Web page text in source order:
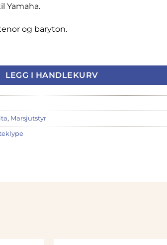
Yamaha.
og baryton.
Lakk antall
LEGG I HANDLEKURV
, Marsjutstyr